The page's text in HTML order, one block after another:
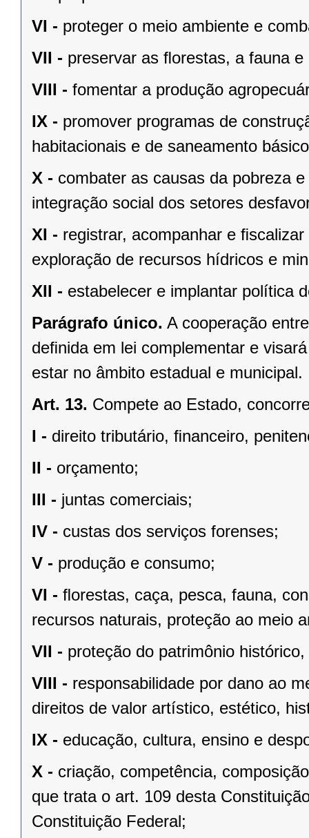
VI - proteger o meio ambiente e
VII - preservar as ﬂorestas, a fauna e
VIII - fomentar a produção
IX - promover programas de
habitacionais e de saneamento
X - combater as causas da pobreza
integração social dos setores
XI - registrar, acompanhar e
exploração de recursos hídricos e
XII - estabelecer e implantar política
Parágrafo único. A cooperação
deﬁnida em lei complementar e
estar no âmbito estadual e municipal.
Art. 13. Compete ao Estado,
I - direito tributário, ﬁnanceiro,
II - orçamento;
III - juntas comerciais;
IV - custas dos serviços forenses;
V - produção e consumo;
VI - ﬂorestas, caça, pesca, fauna,
recursos naturais, proteção ao meio
VII - proteção do patrimônio
VIII - responsabilidade por dano ao
direitos de valor artístico, estético,
IX - educação, cultura, ensino e
X - criação, competência,
que trata o art. 109 desta
Constituição Federal;